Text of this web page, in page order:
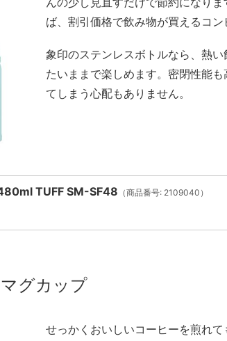
ば、割引価格で飲み物が買えるコン
象印のステンレスボトルなら、熱
たいままで楽しめます。密閉性能
てしまう心配もありません。
TUFF SM-SF48 （商品番号: 2109040）
グカップ
せっかくおいしいコーヒーを煎れ